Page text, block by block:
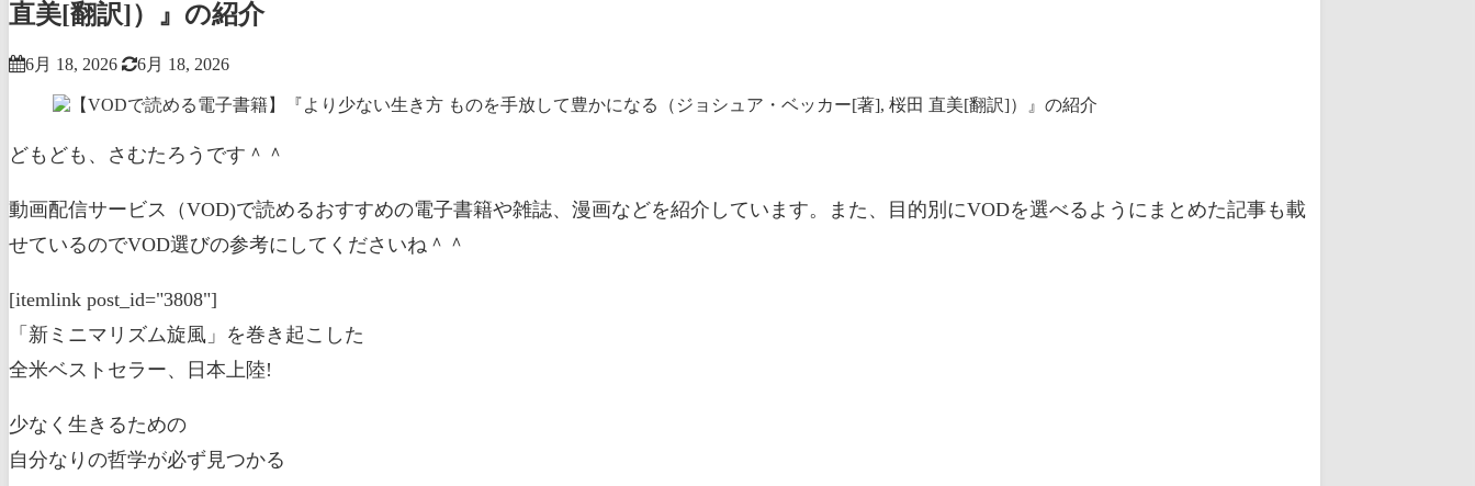
直美[翻訳]）』の紹介
6月 18, 2026 6月 18, 2026
どもども、さむたろうです＾＾
動画配信サービス（VOD)で読めるおすすめの電子書籍や雑誌、漫画などを紹介しています。また、目的別にVODを選べるようにまとめた記事も載
せているのでVOD選びの参考にしてくださいね＾＾
[itemlink post_id="3808"]
「新ミニマリズム旋風」を巻き起こした
全米ベストセラー、日本上陸!
少なく生きるための
自分なりの哲学が必ず見つかる